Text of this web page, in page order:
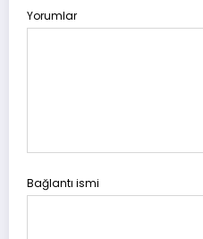
Yorumlar
Bağlantı ismi